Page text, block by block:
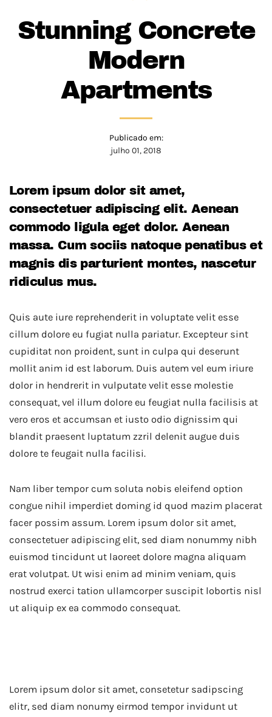
Stunning Concrete
Modern
Apartments
Publicado em:
julho 01, 2018
Lorem ipsum dolor sit amet,
consectetuer adipiscing elit. Aenean
commodo ligula eget dolor. Aenean
massa. Cum sociis natoque penatibus et
magnis dis parturient montes, nascetur
ridiculus mus.
Quis aute iure reprehenderit in voluptate velit esse
cillum dolore eu fugiat nulla pariatur. Excepteur sint
cupiditat non proident, sunt in culpa qui deserunt
mollit anim id est laborum. Duis autem vel eum iriure
dolor in hendrerit in vulputate velit esse molestie
consequat, vel illum dolore eu feugiat nulla facilisis at
vero eros et accumsan et iusto odio dignissim qui
blandit praesent luptatum zzril delenit augue duis
dolore te feugait nulla facilisi.
Nam liber tempor cum soluta nobis eleifend option
congue nihil imperdiet doming id quod mazim placerat
facer possim assum. Lorem ipsum dolor sit amet,
consectetuer adipiscing elit, sed diam nonummy nibh
euismod tincidunt ut laoreet dolore magna aliquam
erat volutpat. Ut wisi enim ad minim veniam, quis
nostrud exerci tation ullamcorper suscipit lobortis nisl
ut aliquip ex ea commodo consequat.
Lorem ipsum dolor sit amet, consetetur sadipscing
elitr, sed diam nonumy eirmod tempor invidunt ut